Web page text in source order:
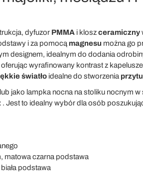
dyfuzor PMMAi kloszceramiczny
i za pomocą magnesu można go
designem, idealnym do dodania
oferując wyrafinowany kontrast z
światłoidealne do stworzenia
jako lampka nocna na stoliku nocnym w
. Jest to idealny wybór dla osób
matowa czarna podstawa
podstawa